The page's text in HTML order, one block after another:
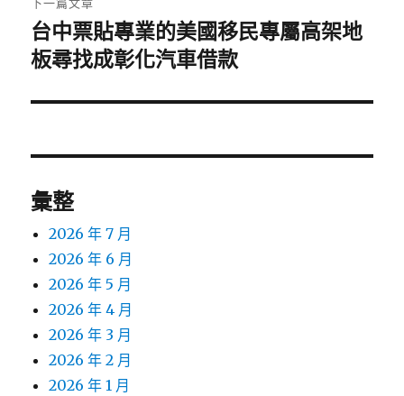
下
一
文
台中票貼專業的美國移民專屬高架地
板尋找成彰化汽車借款
彙整
2026 年 7 月
2026 年 6 月
2026 年 5 月
2026 年 4 月
2026 年 3 月
2026 年 2 月
2026 年 1 月